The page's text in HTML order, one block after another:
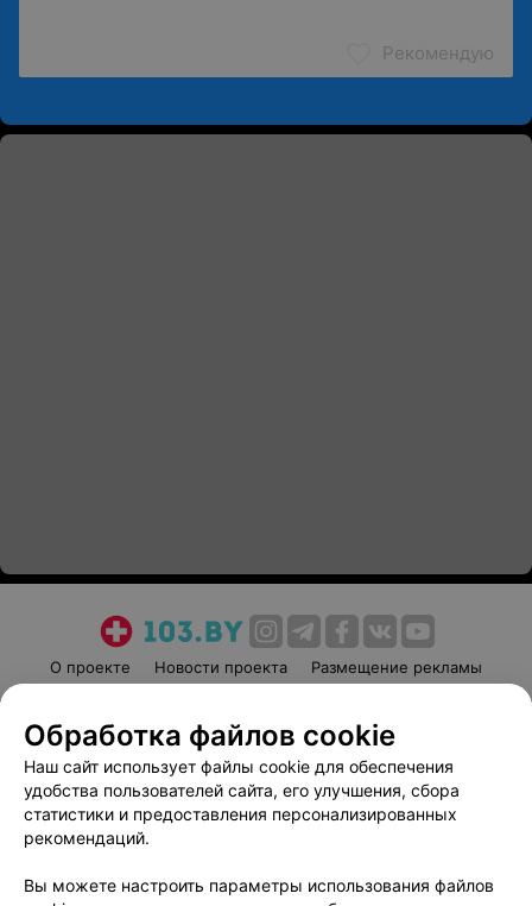
Рекомендую
О проекте Новости проекта
Размещение рекламы
Пользовательское соглашение
Способы оплаты
Вакансии
Партнеры
Написать руководителю 103.by
Обработка персональных данных
Обработка файлов cookie
Наш сайт использует файлы cookie для обеспечения
удобства пользователей сайта, его улучшения, сбора
статистики и предоставления персонализированных
рекомендаций.
Вы можете настроить параметры использования файлов